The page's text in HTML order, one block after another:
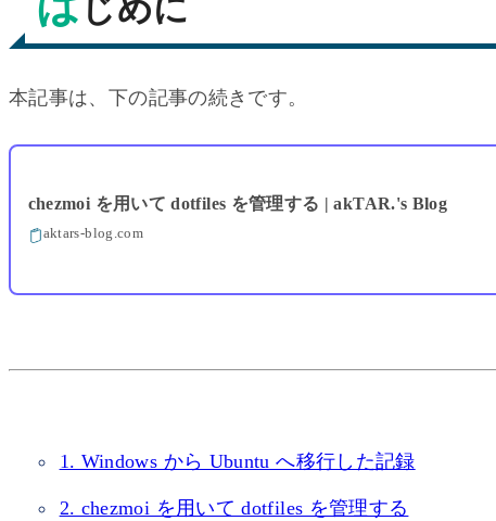
じめに
本記事は、下の記事の続きです。
chezmoi を用いて dotfiles を管理する | akTAR.'s Blog
aktars-blog.com
1. Windows から Ubuntu へ移行した記録
2. chezmoi を用いて dotfiles を管理する